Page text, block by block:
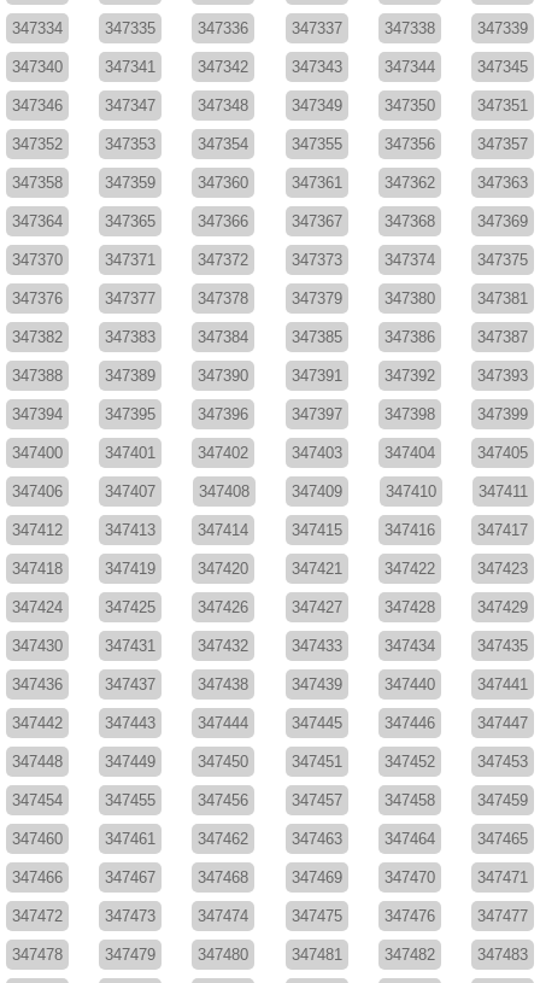
347334 347335 347336 347337 347338 347339
347340 347341 347342 347343 347344 347345
347346 347347 347348 347349 347350 347351
347352 347353 347354 347355 347356 347357
347358 347359 347360 347361 347362 347363
347364 347365 347366 347367 347368 347369
347370 347371 347372 347373 347374 347375
347376 347377 347378 347379 347380 347381
347382 347383 347384 347385 347386 347387
347388 347389 347390 347391 347392 347393
347394 347395 347396 347397 347398 347399
347400 347401 347402 347403 347404 347405
347406 347407 347408 347409 347410 347411
347412 347413 347414 347415 347416 347417
347418 347419 347420 347421 347422 347423
347424 347425 347426 347427 347428 347429
347430 347431 347432 347433 347434 347435
347436 347437 347438 347439 347440 347441
347442 347443 347444 347445 347446 347447
347448 347449 347450 347451 347452 347453
347454 347455 347456 347457 347458 347459
347460 347461 347462 347463 347464 347465
347466 347467 347468 347469 347470 347471
347472 347473 347474 347475 347476 347477
347478 347479 347480 347481 347482 347483